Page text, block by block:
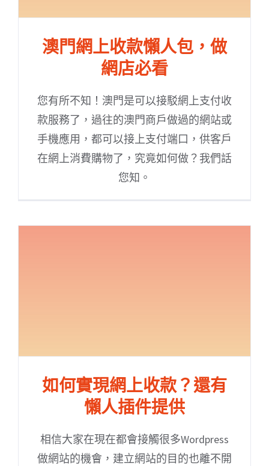
澳門網上收款懶人包，做
網店必看
您有所不知！澳門是可以接駁網上支付收
款服務了，過往的澳門商戶做過的網站或
手機應用，都可以接上支付端口，供客戶
在網上消費購物了，究竟如何做？我們話
您知。
如何實現網上收款？還有
懶人插件提供
相信大家在現在都會接觸很多Wordpress
做網站的機會，建立網站的目的也離不開